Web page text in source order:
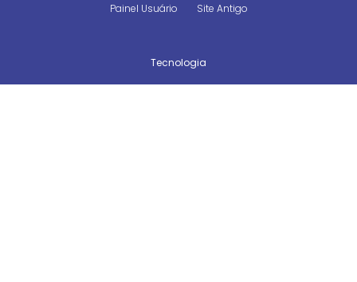
Painel Usuário
Site Antigo
Tecnologia